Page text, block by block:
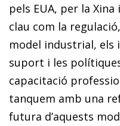
pels EUA, per la
clau com la
model industrial, els
suport i les
capacitació
tanquem amb una
futura d’aquests